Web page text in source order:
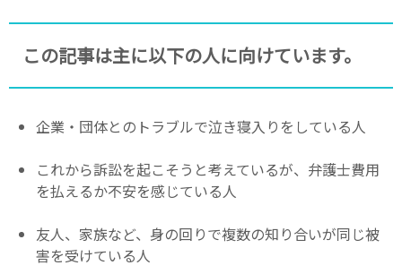
この記事は主に以下の人に向けています。
企業・団体とのトラブルで泣き寝入りをしている人
これから訴訟を起こそうと考えているが、弁護士費用
を払えるか不安を感じている人
友人、家族など、身の回りで複数の知り合いが同じ被
害を受けている人